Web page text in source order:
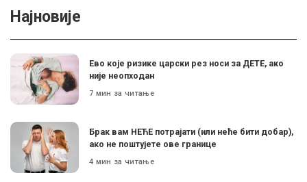
Најновије
Ево које ризике царски рез носи за ДЕТЕ, ако
није неопходан
7 мин за читање
Брак вам НЕЋЕ потрајати (или неће бити добар),
ако не поштујете ове границе
4 мин за читање